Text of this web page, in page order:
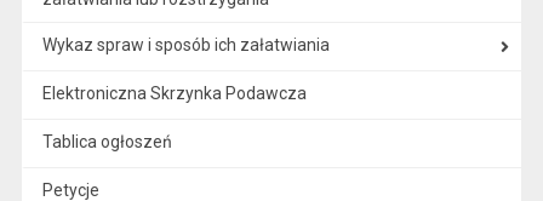
Wykaz spraw i sposób ich załatwiania
Elektroniczna Skrzynka Podawcza
Tablica ogłoszeń
Petycje